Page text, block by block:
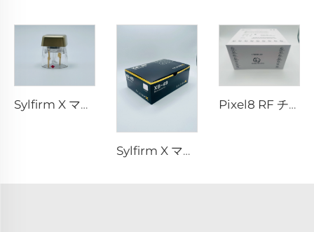
Sylfirm X マイクロニードルRFスキンケア Sylfirm X 交換用チップ X-25
Sylfirm X マイクロニードルRFスキンケア Sylfirm X 交換用チップ XB-49
Pixel8 RF チップ